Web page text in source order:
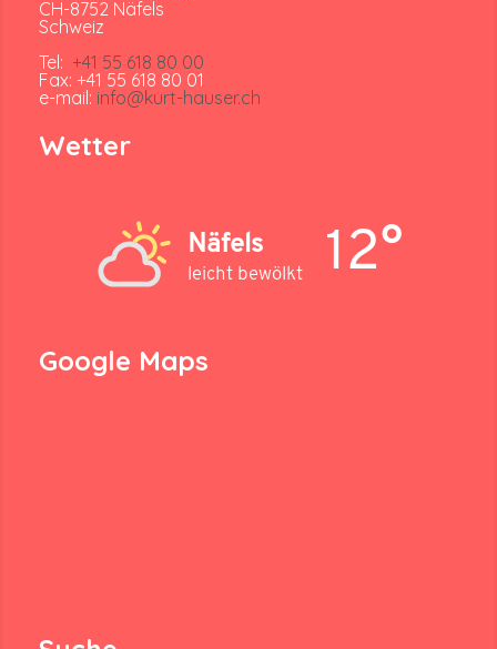
CH-8752 Näfels
Schweiz
Tel: +41 55 618 80 00
Fax: +41 55 618 80 01
e-mail: info@kurt-hauser.ch
Wetter
Näfels
leicht bewölkt 12°
Google Maps